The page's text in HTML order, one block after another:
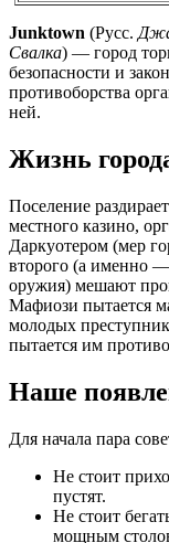
Junktown (Русс.
Свалка) — город
безопасности и
противоборства
ней.
Жизнь
Поселение
местного казино,
Даркуотером (мер
второго (а именно
оружия) мешают
Мафиози пытается
молодых
пытается им
Наше
Для начала пара
Не стоит
пустят.
Не стоит
мощным